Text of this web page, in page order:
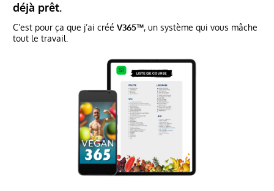
déjà prêt.
C’est pour ça que j’ai créé V365™, un système qui vous mâche
tout le travail.